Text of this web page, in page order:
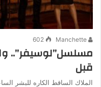
602
مسلسل”لوسيفر”..
قبل
الملاك الساقط الكاره للبشر